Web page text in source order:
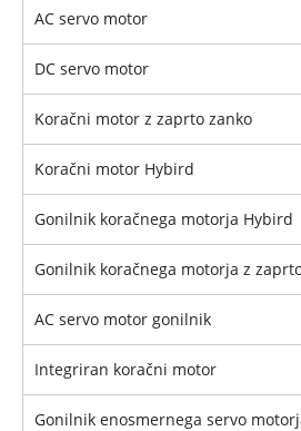
AC servo motor
DC servo motor
Koračni motor z zaprto zanko
Koračni motor Hybird
Gonilnik koračnega motorja Hybird
Gonilnik koračnega motorja z
AC servo motor gonilnik
Integriran koračni motor
Gonilnik enosmernega servo